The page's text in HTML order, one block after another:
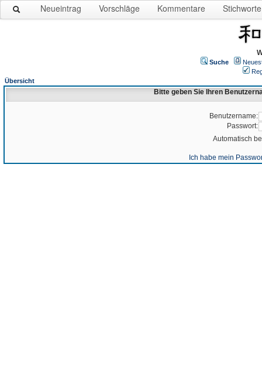
Neueintrag Vorschläge Kommentare Stichworte
Suche
Übersicht
Bitte geben Sie Ihren
Benutzername:
Passwort:
Automatisch
Ich habe mein